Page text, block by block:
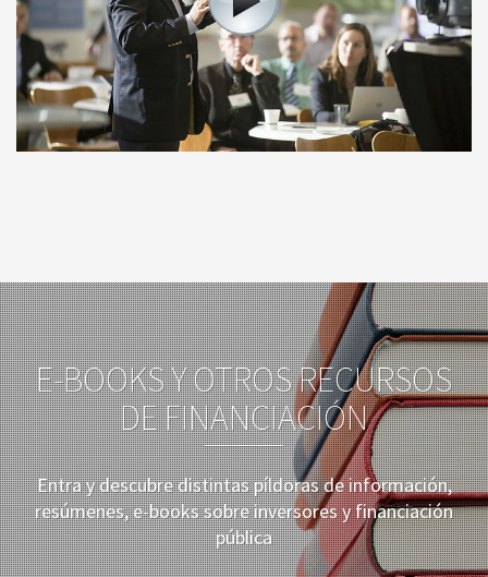
E-BOOKS Y OTROS RECURSOS
DE FINANCIACIÓN
Entra y descubre distintas píldoras de información,
resúmenes, e-books sobre inversores y financiación
pública